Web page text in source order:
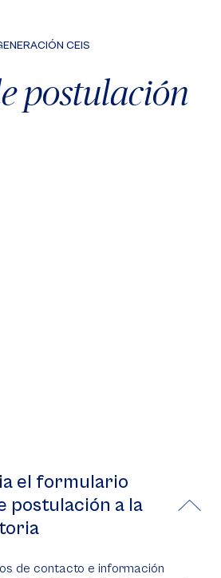
CEIS
postulación
el formulario
postulación a la
de contacto e información